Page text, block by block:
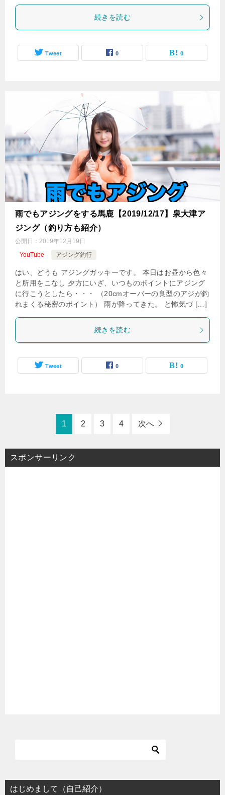
続きを読む
Tweet 0 0
雨でもアジングをする馬鹿【2019/12/17】泉大津ア
ジング（釣り方も紹介）
公開日： 2019年12月19日
YouTube
アジング釣行
はい、どうも アジングガッキーです。 本日はお昼から色々
と所用をこなし 夕方にいざ、いつものポイントにアジング
に行こうとしたら・・・ （20cmオーバーの良型のアジが釣
れまくる秘密のポイント） 雨が降ってきた。 と怖気づ […]
続きを読む
Tweet 0 0
1 2 3 4 次へ
スポンサーリンク
はじめまして（自己紹介）